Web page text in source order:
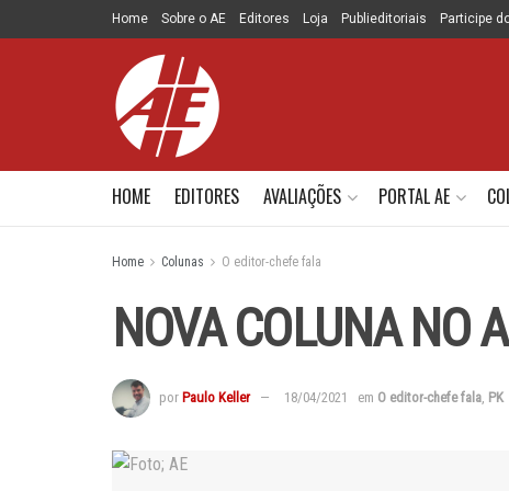
Home Sobre o AE Editores Loja Publieditoriais Participe
HOME EDITORES AVALIAÇÕES PORTAL AE
Home Colunas O editor-chefe fala
NOVA COLUNA NO
por Paulo Keller 18/04/2021 em O editor-chefe fala, PK